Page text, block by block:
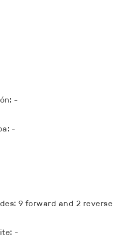
-
-
9 forward and 2 reverse
-